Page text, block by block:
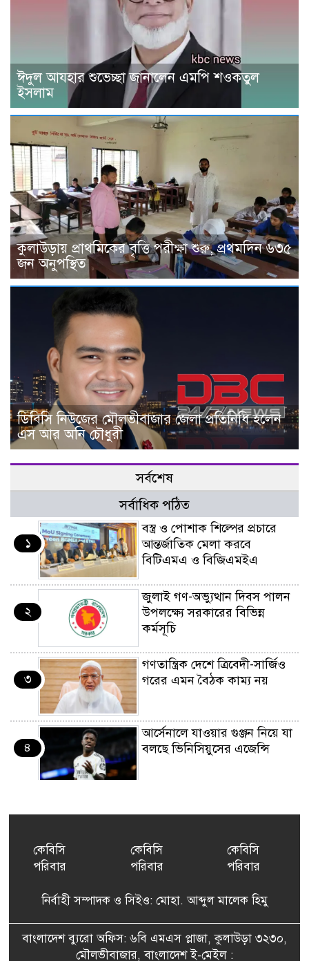
ঈদুল আযহার শুভেচ্ছা জানালেন এমপি শওকতুল
ইসলাম
কুলাউড়ায় প্রাথমিকের বৃত্তি পরীক্ষা শুরু, প্রথমদিন ৬৩৫
জন অনুপস্থিত
ডিবিসি নিউজের মৌলভীবাজার জেলা প্রতিনিধি হলেন
এস আর অনি চৌধুরী
সর্বশেষ
সর্বাধিক পঠিত
১
বস্ত্র ও পোশাক শিল্পের প্রচারে
আন্তর্জাতিক মেলা করবে
বিটিএমএ ও বিজিএমইএ
২
জুলাই গণ-অভ্যুত্থান দিবস পালন
উপলক্ষ্যে সরকারের বিভিন্ন
কর্মসূচি
৩
গণতান্ত্রিক দেশে ত্রিবেদী-সার্জিও
গরের এমন বৈঠক কাম্য নয়
৪
আর্সেনালে যাওয়ার গুঞ্জন নিয়ে যা
বলছে ভিনিসিয়ুসের এজেন্সি
৫
যুক্তরাষ্ট্র-জাপানের বিরল পদক্ষেপ
বেনজীরের অন্য দেশের পাসপোর্ট
পরিকল্পনা মন্ত্রণালয়ের স্থায়ী
কমিটি সদস্য হলেন এমপি শকু
কেবিসি
পরিবার
কেবিসি
পরিবার
কেবিসি
পরিবার
নির্বাহী সম্পাদক ও সিইও: মোহা. আব্দুল মালেক হিমু
বাংলাদেশ ব্যুরো অফিস: ৬বি এমএস প্লাজা, কুলাউড়া ৩২৩০,
মৌলভীবাজার, বাংলাদেশ ই-মেইল :